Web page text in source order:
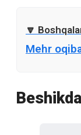
Mehr